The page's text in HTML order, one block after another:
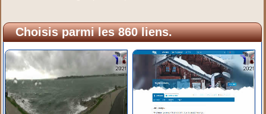
Choisis parmi les 860 liens.